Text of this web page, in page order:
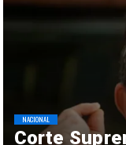
Corte
NACIONAL